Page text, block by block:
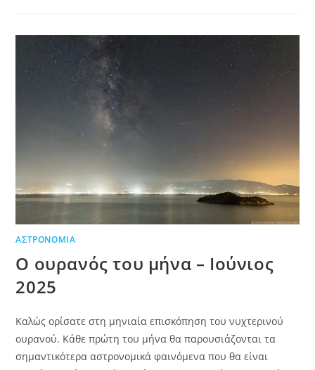
ΑΣΤΡΟΝΟΜΊΑ
Ο ουρανός του μήνα – Ιούνιος
2025
Καλώς ορίσατε στη μηνιαία επισκόπηση του νυχτερινού
ουρανού. Κάθε πρώτη του μήνα θα παρουσιάζονται τα
σημαντικότερα αστρονομικά φαινόμενα που θα είναι